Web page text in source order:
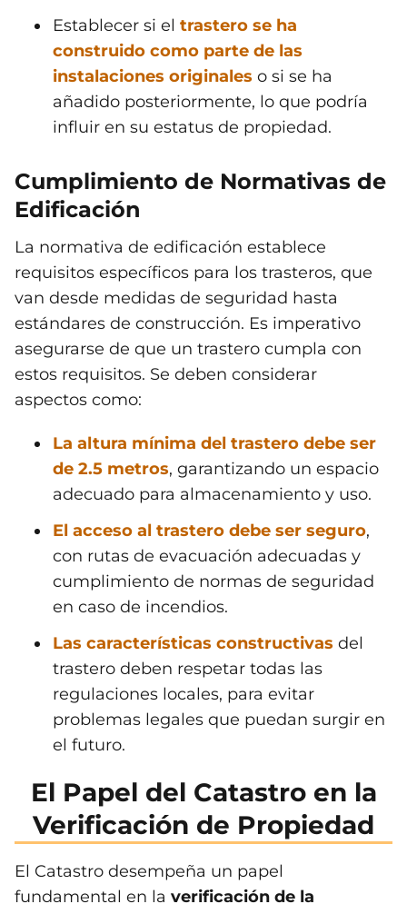
Establecer si el trastero se ha
construido como parte de las
instalaciones originales o si se ha
añadido posteriormente, lo que podría
influir en su estatus de propiedad.
Cumplimiento de Normativas de
Edificación
La normativa de edificación establece
requisitos específicos para los trasteros, que
van desde medidas de seguridad hasta
estándares de construcción. Es imperativo
asegurarse de que un trastero cumpla con
estos requisitos. Se deben considerar
aspectos como:
La altura mínima del trastero debe ser
de 2.5 metros, garantizando un espacio
adecuado para almacenamiento y uso.
El acceso al trastero debe ser seguro,
con rutas de evacuación adecuadas y
cumplimiento de normas de seguridad
en caso de incendios.
Las características constructivas del
trastero deben respetar todas las
regulaciones locales, para evitar
problemas legales que puedan surgir en
el futuro.
El Papel del Catastro en la
Verificación de Propiedad
El Catastro desempeña un papel
fundamental en la verificación de la